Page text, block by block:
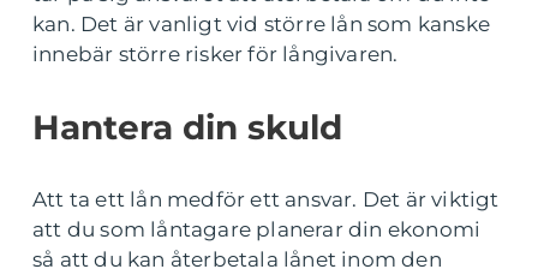
kan. Det är vanligt vid större lån som kanske
innebär större risker för långivaren.
Hantera din skuld
Att ta ett lån medför ett ansvar. Det är viktigt
att du som låntagare planerar din ekonomi
så att du kan återbetala lånet inom den